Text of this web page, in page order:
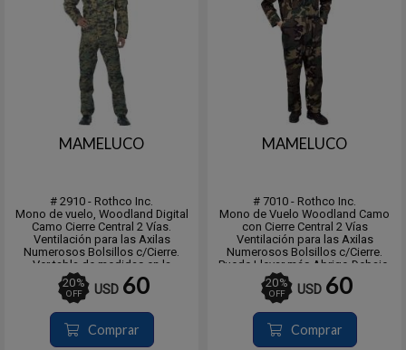
MAMELUCO
# 2910 - Rothco Inc.
Mono de vuelo, Woodland Digital
Camo Cierre Central 2 Vías.
Ventilación para las Axilas
Numerosos Bolsillos c/Cierre.
Ver tabla de medidas en la
segunda imagen.
20%
OFF USD 60
Comprar
MAMELUCO
# 7010 - Rothco Inc.
Mono de Vuelo Woodland Camo
con Cierre Central 2 Vías
Ventilación para las Axilas
Numerosos Bolsillos c/Cierre.
Puede Llevar más Abrigo Debajo.
Ver tabla de medidas en la
segunda imagen.
20%
OFF USD 60
Comprar